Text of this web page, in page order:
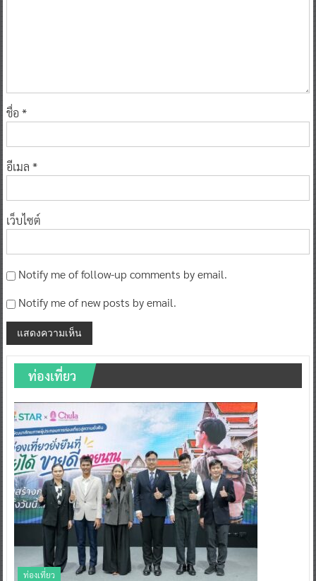
ชื่อ *
อีเมล *
เว็บไซต์
Notify me of follow-up comments by email.
Notify me of new posts by email.
ท่องเที่ยว
ท่องเที่ยว